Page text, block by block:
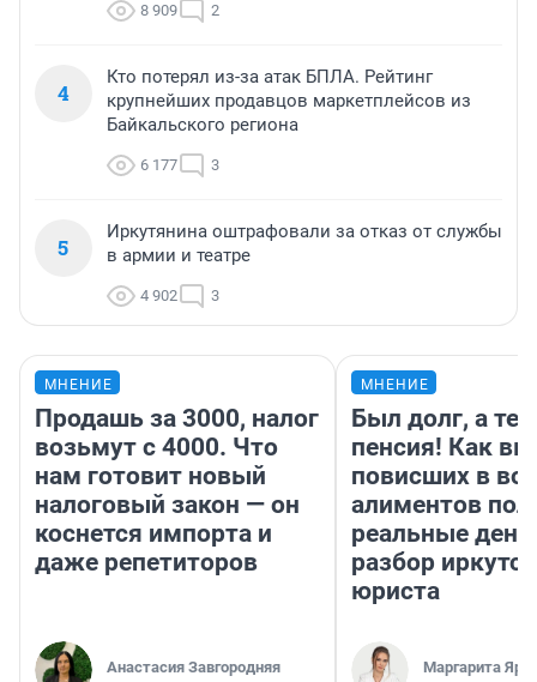
8 909 2
4
Кто потерял из-за атак БПЛА. Рейтинг
крупнейших продавцов маркетплейсов из
Байкальского региона
6 177 3
5
Иркутянина оштрафовали за отказ от службы
в армии и театре
4 902 3
МНЕНИЕ
Продашь за 3000, налог
возьмут с 4000. Что
нам готовит новый
налоговый закон — он
коснется импорта и
даже репетиторов
Анастасия Завгородняя
МНЕНИЕ
Был долг, а
пенсия! Как
повисших в
алиментов
реальные
разбор
юриста
Маргарита